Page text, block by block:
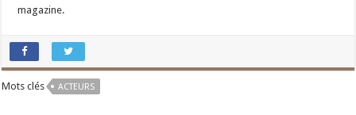
magazine.
Mots clés ACTEURS